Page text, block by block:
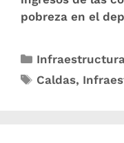
pobreza en el
Caldas,